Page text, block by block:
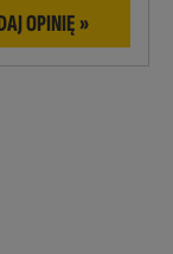
OPINIĘ »